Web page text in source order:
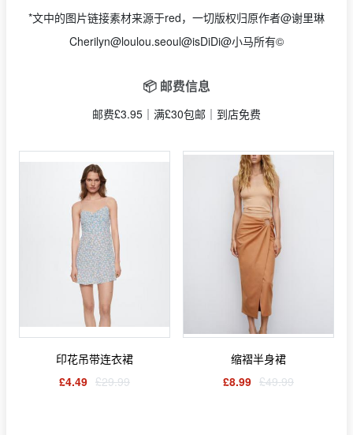
*文中的图片链接素材来源于red，一切版权归原作者@谢里琳
Cherilyn@loulou.seoul@isDiDi@小马所有©
📦 邮费信息
邮费£3.95｜满£30包邮｜到店免费
印花吊带连衣裙
£4.49 £29.99
缩褶半身裙
£8.99 £49.99